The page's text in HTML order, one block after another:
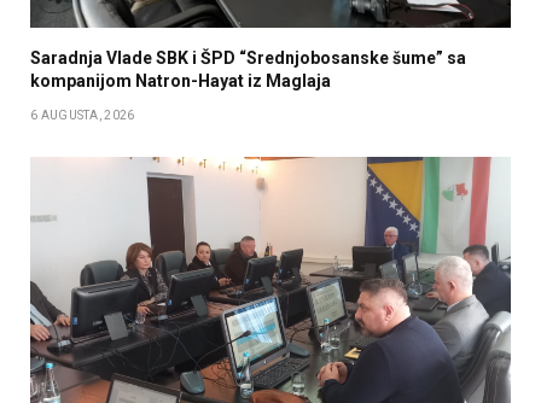
Saradnja Vlade SBK i ŠPD “Srednjobosanske šume” sa
kompanijom Natron-Hayat iz Maglaja
6 AUGUSTA, 2026